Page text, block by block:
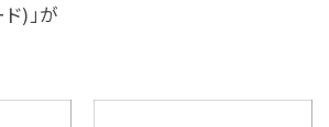
)」が